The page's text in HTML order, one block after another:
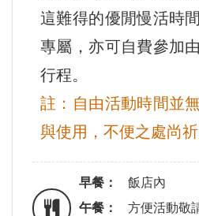
這難得的優閒慢活時
專屬，亦可自費參加
行程。
註：自由活動時間並
與使用，不便之處尚祈
早餐：
飯店內
午餐：
方便活動敬